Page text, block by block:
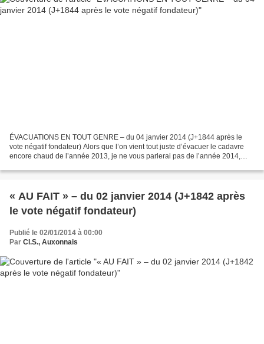
ÉVACUATIONS EN TOUT GENRE – du 04 janvier 2014 (J+1844 après le
vote négatif fondateur) Alors que l’on vient tout juste d’évacuer le cadavre
encore chaud de l’année 2013, je ne vous parlerai pas de l’année 2014,
« AU FAIT » – du 02 janvier 2014 (J+1842 après
le vote négatif fondateur)
Publié le 02/01/2014 à 00:00
Par Cl.S., Auxonnais